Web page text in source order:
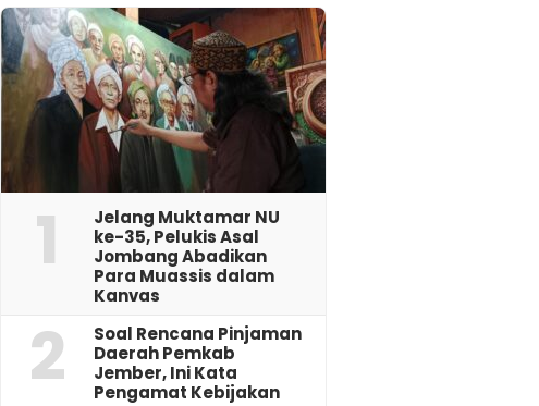
1
Jelang Muktamar NU
ke-35, Pelukis Asal
Jombang Abadikan
Para Muassis dalam
Kanvas
2
‎Soal Rencana Pinjaman
Daerah Pemkab
Jember, Ini Kata
Pengamat Kebijakan ‎